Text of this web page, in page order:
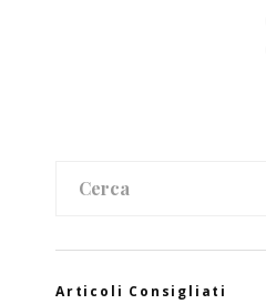
Articoli Consigliati